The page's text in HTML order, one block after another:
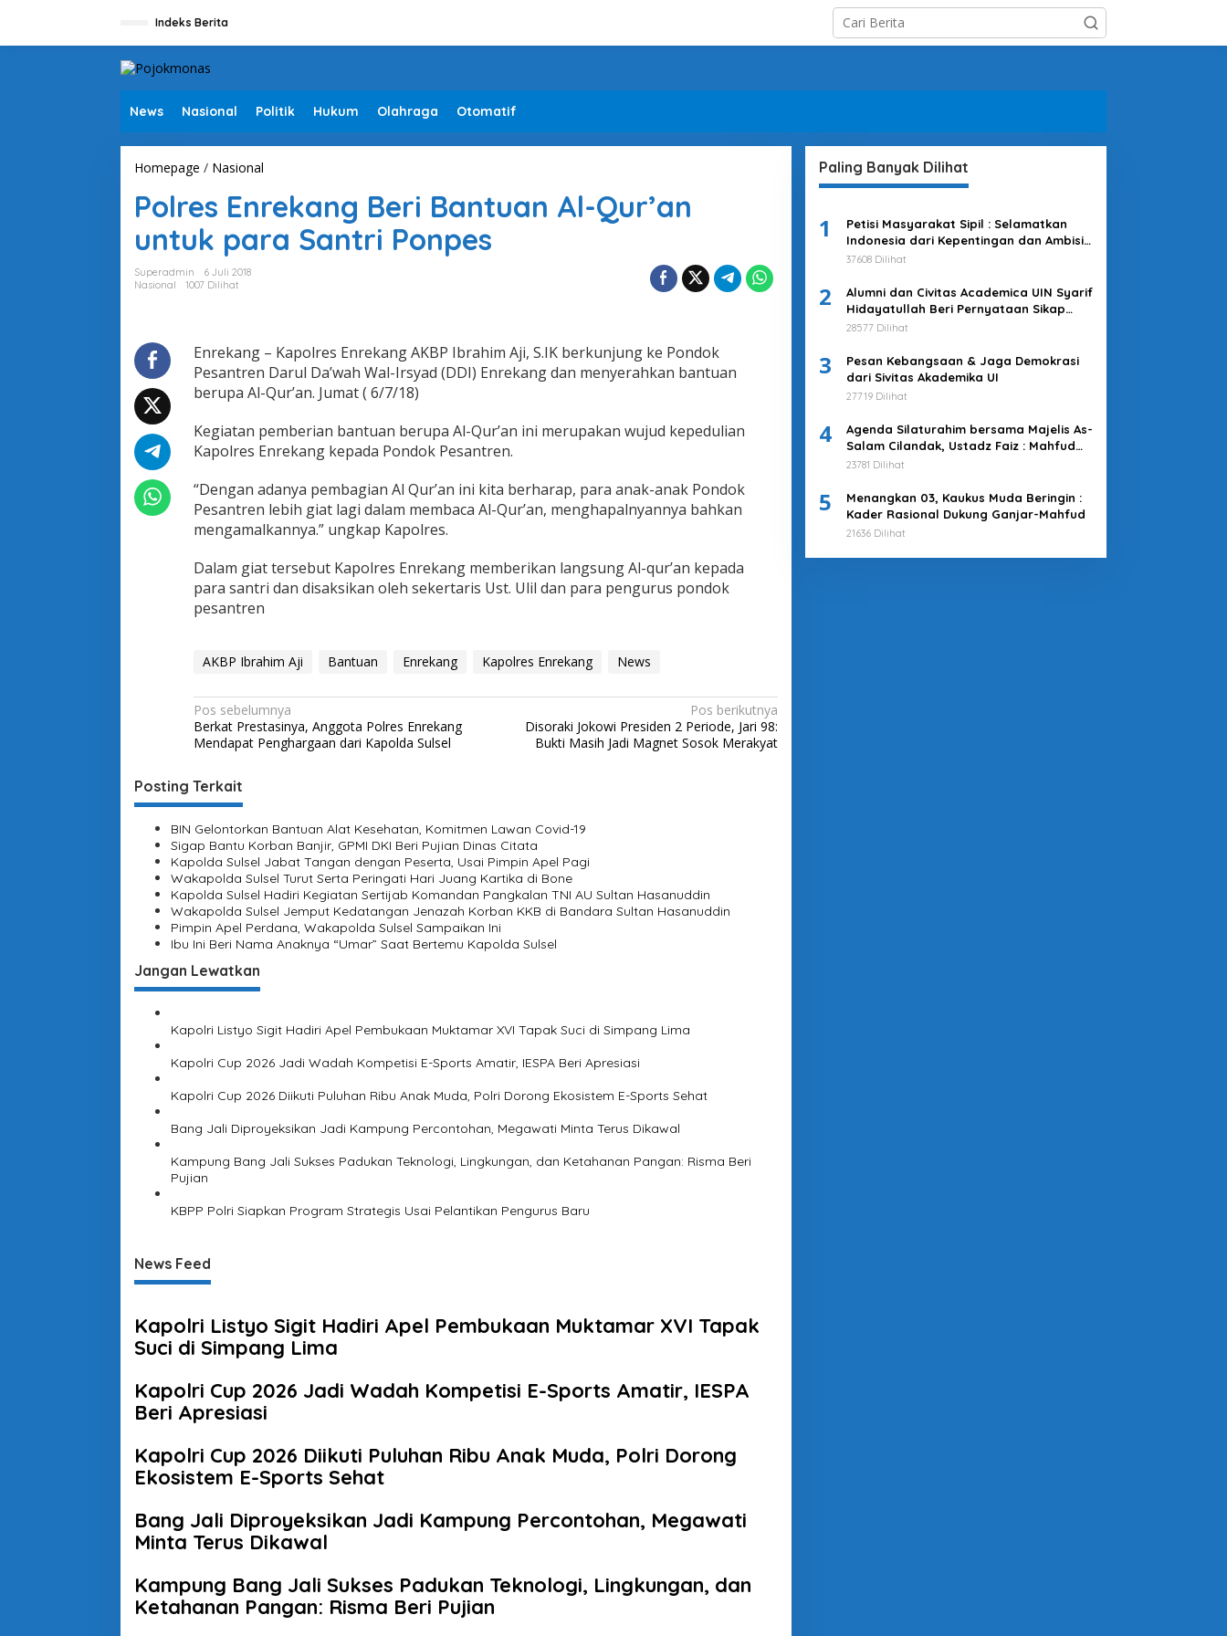
Indeks Berita
News Nasional Politik Hukum Olahraga Otomatif
Homepage / Nasional
l
r
e
s
n
g
B
r
i
n
u
n
A
r
a
n
u
n
a
r
a
S
a
n
t
r
p
e
s
Polres Enrekang Beri Bantuan Al-Qur’an
untuk para Santri Ponpes
Superadmin
6 Juli 2018
Nasional
1007 Dilihat
Enrekang – Kapolres Enrekang AKBP Ibrahim Aji, S.IK berkunjung ke Pondok
Pesantren Darul Da’wah Wal-Irsyad (DDI) Enrekang dan menyerahkan bantuan
berupa Al-Qur’an. Jumat ( 6/7/18)
Kegiatan pemberian bantuan berupa Al-Qur’an ini merupakan wujud kepedulian
Kapolres Enrekang kepada Pondok Pesantren.
“Dengan adanya pembagian Al Qur’an ini kita berharap, para anak-anak Pondok
Pesantren lebih giat lagi dalam membaca Al-Qur’an, menghapalnyannya bahkan
mengamalkannya.” ungkap Kapolres.
Dalam giat tersebut Kapolres Enrekang memberikan langsung Al-qur’an kepada
para santri dan disaksikan oleh sekertaris Ust. Ulil dan para pengurus pondok
pesantren
AKBP Ibrahim Aji Bantuan Enrekang Kapolres Enrekang News
N
a
i
g
a
s
i
p
o
s
Pos sebelumnya
Berkat Prestasinya, Anggota Polres Enrekang
Mendapat Penghargaan dari Kapolda Sulsel
Pos berikutnya
Disoraki Jokowi Presiden 2 Periode, Jari 98:
Bukti Masih Jadi Magnet Sosok Merakyat
Posting Terkait
BIN Gelontorkan Bantuan Alat Kesehatan, Komitmen Lawan Covid-19
Sigap Bantu Korban Banjir, GPMI DKI Beri Pujian Dinas Citata
Kapolda Sulsel Jabat Tangan dengan Peserta, Usai Pimpin Apel Pagi
Wakapolda Sulsel Turut Serta Peringati Hari Juang Kartika di Bone
Kapolda Sulsel Hadiri Kegiatan Sertijab Komandan Pangkalan TNI AU Sultan Hasanuddin
Wakapolda Sulsel Jemput Kedatangan Jenazah Korban KKB di Bandara Sultan Hasanuddin
Pimpin Apel Perdana, Wakapolda Sulsel Sampaikan Ini
Ibu Ini Beri Nama Anaknya “Umar” Saat Bertemu Kapolda Sulsel
Jangan Lewatkan
Kapolri Listyo Sigit Hadiri Apel Pembukaan Muktamar XVI Tapak Suci di Simpang Lima
Kapolri Cup 2026 Jadi Wadah Kompetisi E-Sports Amatir, IESPA Beri Apresiasi
Kapolri Cup 2026 Diikuti Puluhan Ribu Anak Muda, Polri Dorong Ekosistem E-Sports Sehat
Bang Jali Diproyeksikan Jadi Kampung Percontohan, Megawati Minta Terus Dikawal
Kampung Bang Jali Sukses Padukan Teknologi, Lingkungan, dan Ketahanan Pangan: Risma Beri
Pujian
KBPP Polri Siapkan Program Strategis Usai Pelantikan Pengurus Baru
News Feed
Kapolri Listyo Sigit Hadiri Apel Pembukaan Muktamar XVI Tapak
Suci di Simpang Lima
Kapolri Cup 2026 Jadi Wadah Kompetisi E-Sports Amatir, IESPA
Beri Apresiasi
Kapolri Cup 2026 Diikuti Puluhan Ribu Anak Muda, Polri Dorong
Ekosistem E-Sports Sehat
Bang Jali Diproyeksikan Jadi Kampung Percontohan, Megawati
Minta Terus Dikawal
Kampung Bang Jali Sukses Padukan Teknologi, Lingkungan, dan
Ketahanan Pangan: Risma Beri Pujian
Paling Banyak Dilihat
1
Petisi Masyarakat Sipil : Selamatkan
Indonesia dari Kepentingan dan Ambisi
Kekuasaan Jokowi & Kroni-kroninya!
Kepentingan Rakyat
37608 Dilihat
2
Alumni dan Civitas Academica UIN Syarif
Hidayatullah Beri Pernyataan Sikap
Merespons Penyelenggaraan Pemilu
28577 Dilihat
3
Pesan Kebangsaan & Jaga Demokrasi
dari Sivitas Akademika UI
27719 Dilihat
4
Agenda Silaturahim bersama Majelis As-
Salam Cilandak, Ustadz Faiz : Mahfud
MD adalah Pilihan Terbaik
23781 Dilihat
5
Menangkan 03, Kaukus Muda Beringin :
Kader Rasional Dukung Ganjar-Mahfud
21636 Dilihat